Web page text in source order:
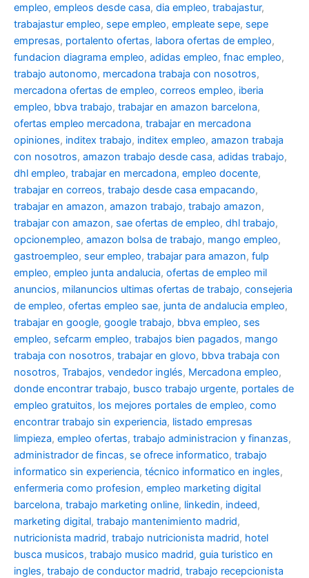
empleo, empleos desde casa, dia empleo, trabajastur,
trabajastur empleo, sepe empleo, empleate sepe, sepe
empresas, portalento ofertas, labora ofertas de empleo,
fundacion diagrama empleo, adidas empleo, fnac empleo,
trabajo autonomo, mercadona trabaja con nosotros,
mercadona ofertas de empleo, correos empleo, iberia
empleo, bbva trabajo, trabajar en amazon barcelona,
ofertas empleo mercadona, trabajar en mercadona
opiniones, inditex trabajo, inditex empleo, amazon trabaja
con nosotros, amazon trabajo desde casa, adidas trabajo,
dhl empleo, trabajar en mercadona, empleo docente,
trabajar en correos, trabajo desde casa empacando,
trabajar en amazon, amazon trabajo, trabajo amazon,
trabajar con amazon, sae ofertas de empleo, dhl trabajo,
opcionempleo, amazon bolsa de trabajo, mango empleo,
gastroempleo, seur empleo, trabajar para amazon, fulp
empleo, empleo junta andalucia, ofertas de empleo mil
anuncios, milanuncios ultimas ofertas de trabajo, consejeria
de empleo, ofertas empleo sae, junta de andalucia empleo,
trabajar en google, google trabajo, bbva empleo, ses
empleo, sefcarm empleo, trabajos bien pagados, mango
trabaja con nosotros, trabajar en glovo, bbva trabaja con
nosotros, Trabajos, vendedor inglés, Mercadona empleo,
donde encontrar trabajo, busco trabajo urgente, portales de
empleo gratuitos, los mejores portales de empleo, como
encontrar trabajo sin experiencia, listado empresas
limpieza, empleo ofertas, trabajo administracion y finanzas,
administrador de fincas, se ofrece informatico, trabajo
informatico sin experiencia, técnico informatico en ingles,
enfermeria como profesion, empleo marketing digital
barcelona, trabajo marketing online, linkedin, indeed,
marketing digital, trabajo mantenimiento madrid,
nutricionista madrid, trabajo nutricionista madrid, hotel
busca musicos, trabajo musico madrid, guia turistico en
ingles, trabajo de conductor madrid, trabajo recepcionista